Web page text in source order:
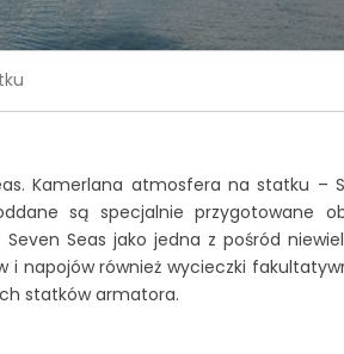
Kamerlana atmosfera na statku –
są specjalnie przygotowane
Seas jako jedna z pośród
i napojów również wycieczki
statków armatora.